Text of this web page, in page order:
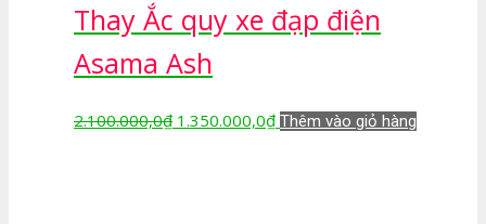
2.100.000,0₫.là:
1.350.000,0₫.
Thay Ắc quy xe đạp điện
Asama Ash
2.100.000,0₫ Giá
1.350.000,0₫Giá
Thêm vào giỏ hàng